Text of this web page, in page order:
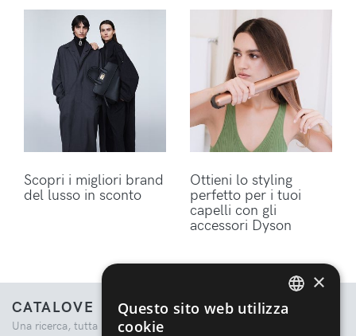
Scopri i migliori brand
del lusso in sconto
Ottieni lo styling
perfetto per i tuoi
capelli con gli
accessori Dyson
CATALOVE
Una ricerca, tutta la moda.
×
Questo sito web utilizza
cookie